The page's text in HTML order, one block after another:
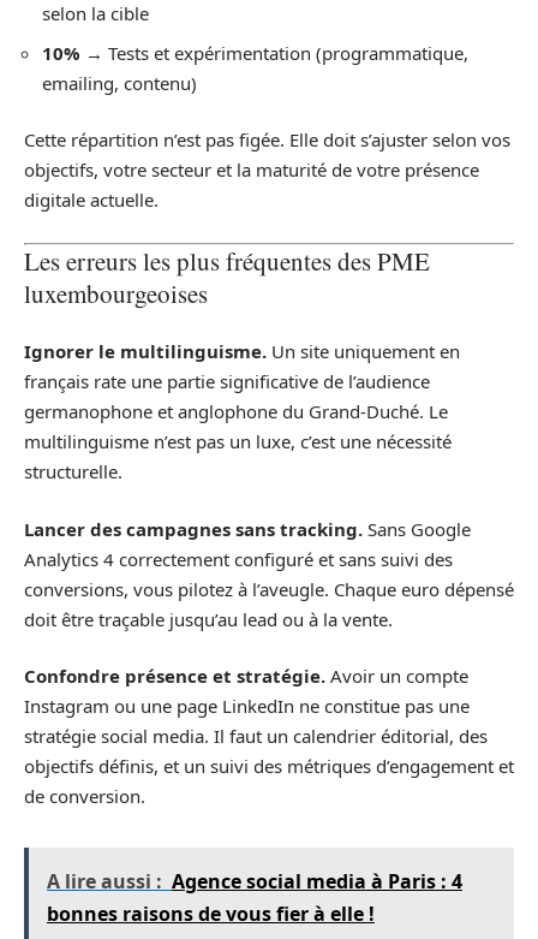
selon la cible
10% → Tests et expérimentation (programmatique,
emailing, contenu)
Cette répartition n’est pas figée. Elle doit s’ajuster selon vos
objectifs, votre secteur et la maturité de votre présence
digitale actuelle.
Les erreurs les plus fréquentes des PME
luxembourgeoises
Ignorer le multilinguisme. Un site uniquement en
français rate une partie significative de l’audience
germanophone et anglophone du Grand-Duché. Le
multilinguisme n’est pas un luxe, c’est une nécessité
structurelle.
Lancer des campagnes sans tracking. Sans Google
Analytics 4 correctement configuré et sans suivi des
conversions, vous pilotez à l’aveugle. Chaque euro dépensé
doit être traçable jusqu’au lead ou à la vente.
Confondre présence et stratégie. Avoir un compte
Instagram ou une page LinkedIn ne constitue pas une
stratégie social media. Il faut un calendrier éditorial, des
objectifs définis, et un suivi des métriques d’engagement et
de conversion.
A lire aussi : Agence social media à Paris : 4
bonnes raisons de vous fier à elle !